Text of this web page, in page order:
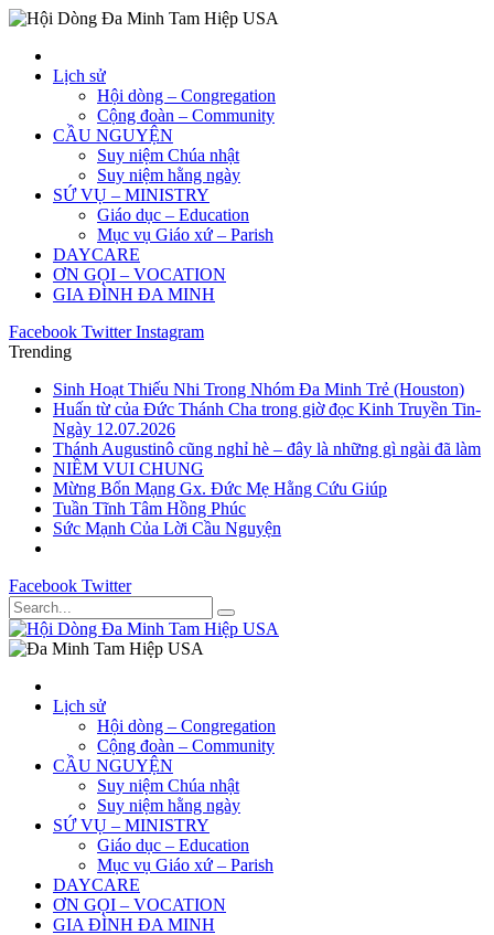
Lịch sử
Hội dòng – Congregation
Cộng đoàn – Community
CẦU NGUYỆN
Suy niệm Chúa nhật
Suy niệm hằng ngày
SỨ VỤ – MINISTRY
Giáo dục – Education
Mục vụ Giáo xứ – Parish
DAYCARE
ƠN GỌI – VOCATION
GIA ĐÌNH ĐA MINH
Facebook Twitter Instagram
Trending
Sinh Hoạt Thiếu Nhi Trong Nhóm Đa Minh Trẻ (Houston)
Huấn từ của Đức Thánh Cha trong giờ đọc Kinh Truyền Tin-
Ngày 12.07.2026
Thánh Augustinô cũng nghỉ hè – đây là những gì ngài đã làm
NIỀM VUI CHUNG
Mừng Bổn Mạng Gx. Đức Mẹ Hằng Cứu Giúp
Tuần Tĩnh Tâm Hồng Phúc
Sức Mạnh Của Lời Cầu Nguyện
Facebook Twitter
Lịch sử
Hội dòng – Congregation
Cộng đoàn – Community
CẦU NGUYỆN
Suy niệm Chúa nhật
Suy niệm hằng ngày
SỨ VỤ – MINISTRY
Giáo dục – Education
Mục vụ Giáo xứ – Parish
DAYCARE
ƠN GỌI – VOCATION
GIA ĐÌNH ĐA MINH